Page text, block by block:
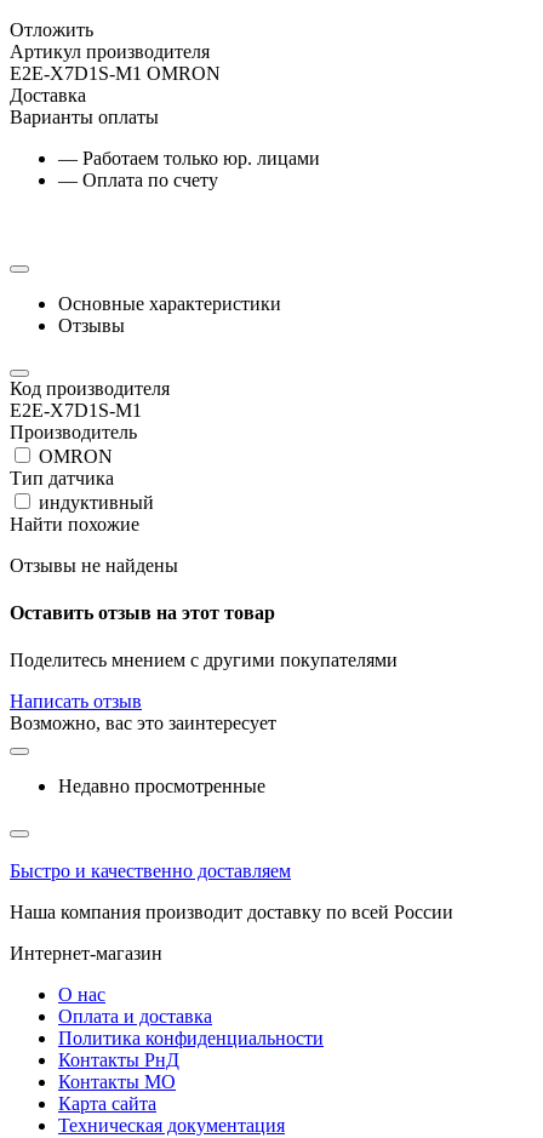
Отложить
Артикул производителя
E2E-X7D1S-M1 OMRON
Доставка
Варианты оплаты
— Работаем только юр. лицами
— Оплата по счету
Основные характеристики
Отзывы
Код производителя
E2E-X7D1S-M1
Производитель
OMRON
Тип датчика
индуктивный
Найти похожие
Отзывы не найдены
Оставить отзыв на этот товар
Поделитесь мнением с другими покупателями
Написать отзыв
Возможно, вас это заинтересует
Недавно просмотренные
Быстро и качественно доставляем
Наша компания производит доставку по всей России
Интернет-магазин
О нас
Оплата и доставка
Политика конфиденциальности
Контакты РнД
Контакты МО
Карта сайта
Техническая документация